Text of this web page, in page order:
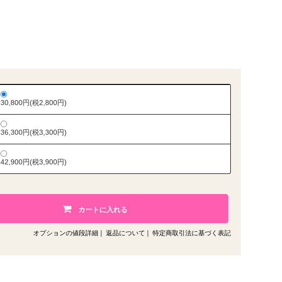
30,800円(税2,800円)
36,300円(税3,300円)
42,900円(税3,900円)
カートに入れる
オプションの値段詳細 返品について 特定商取引法に基づく表記